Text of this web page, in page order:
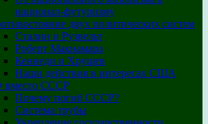
национал-футуризму
двух политических систем
Сталин и Рузвельт
Роберт Макнамара
Кеннеди и Хрущев
Наши действия в интересах США
вместо СССР
Почему погиб СССР?
Система трубы